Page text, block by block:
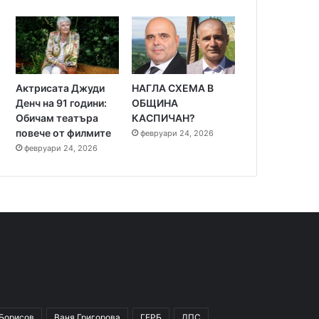
Актрисата Джуди
Денч на 91 години:
Обичам театъра
повече от филмите
февруари 24, 2026
НАГЛА СХЕМА В
ОБЩИНА
КАСПИЧАН?
февруари 24, 2026